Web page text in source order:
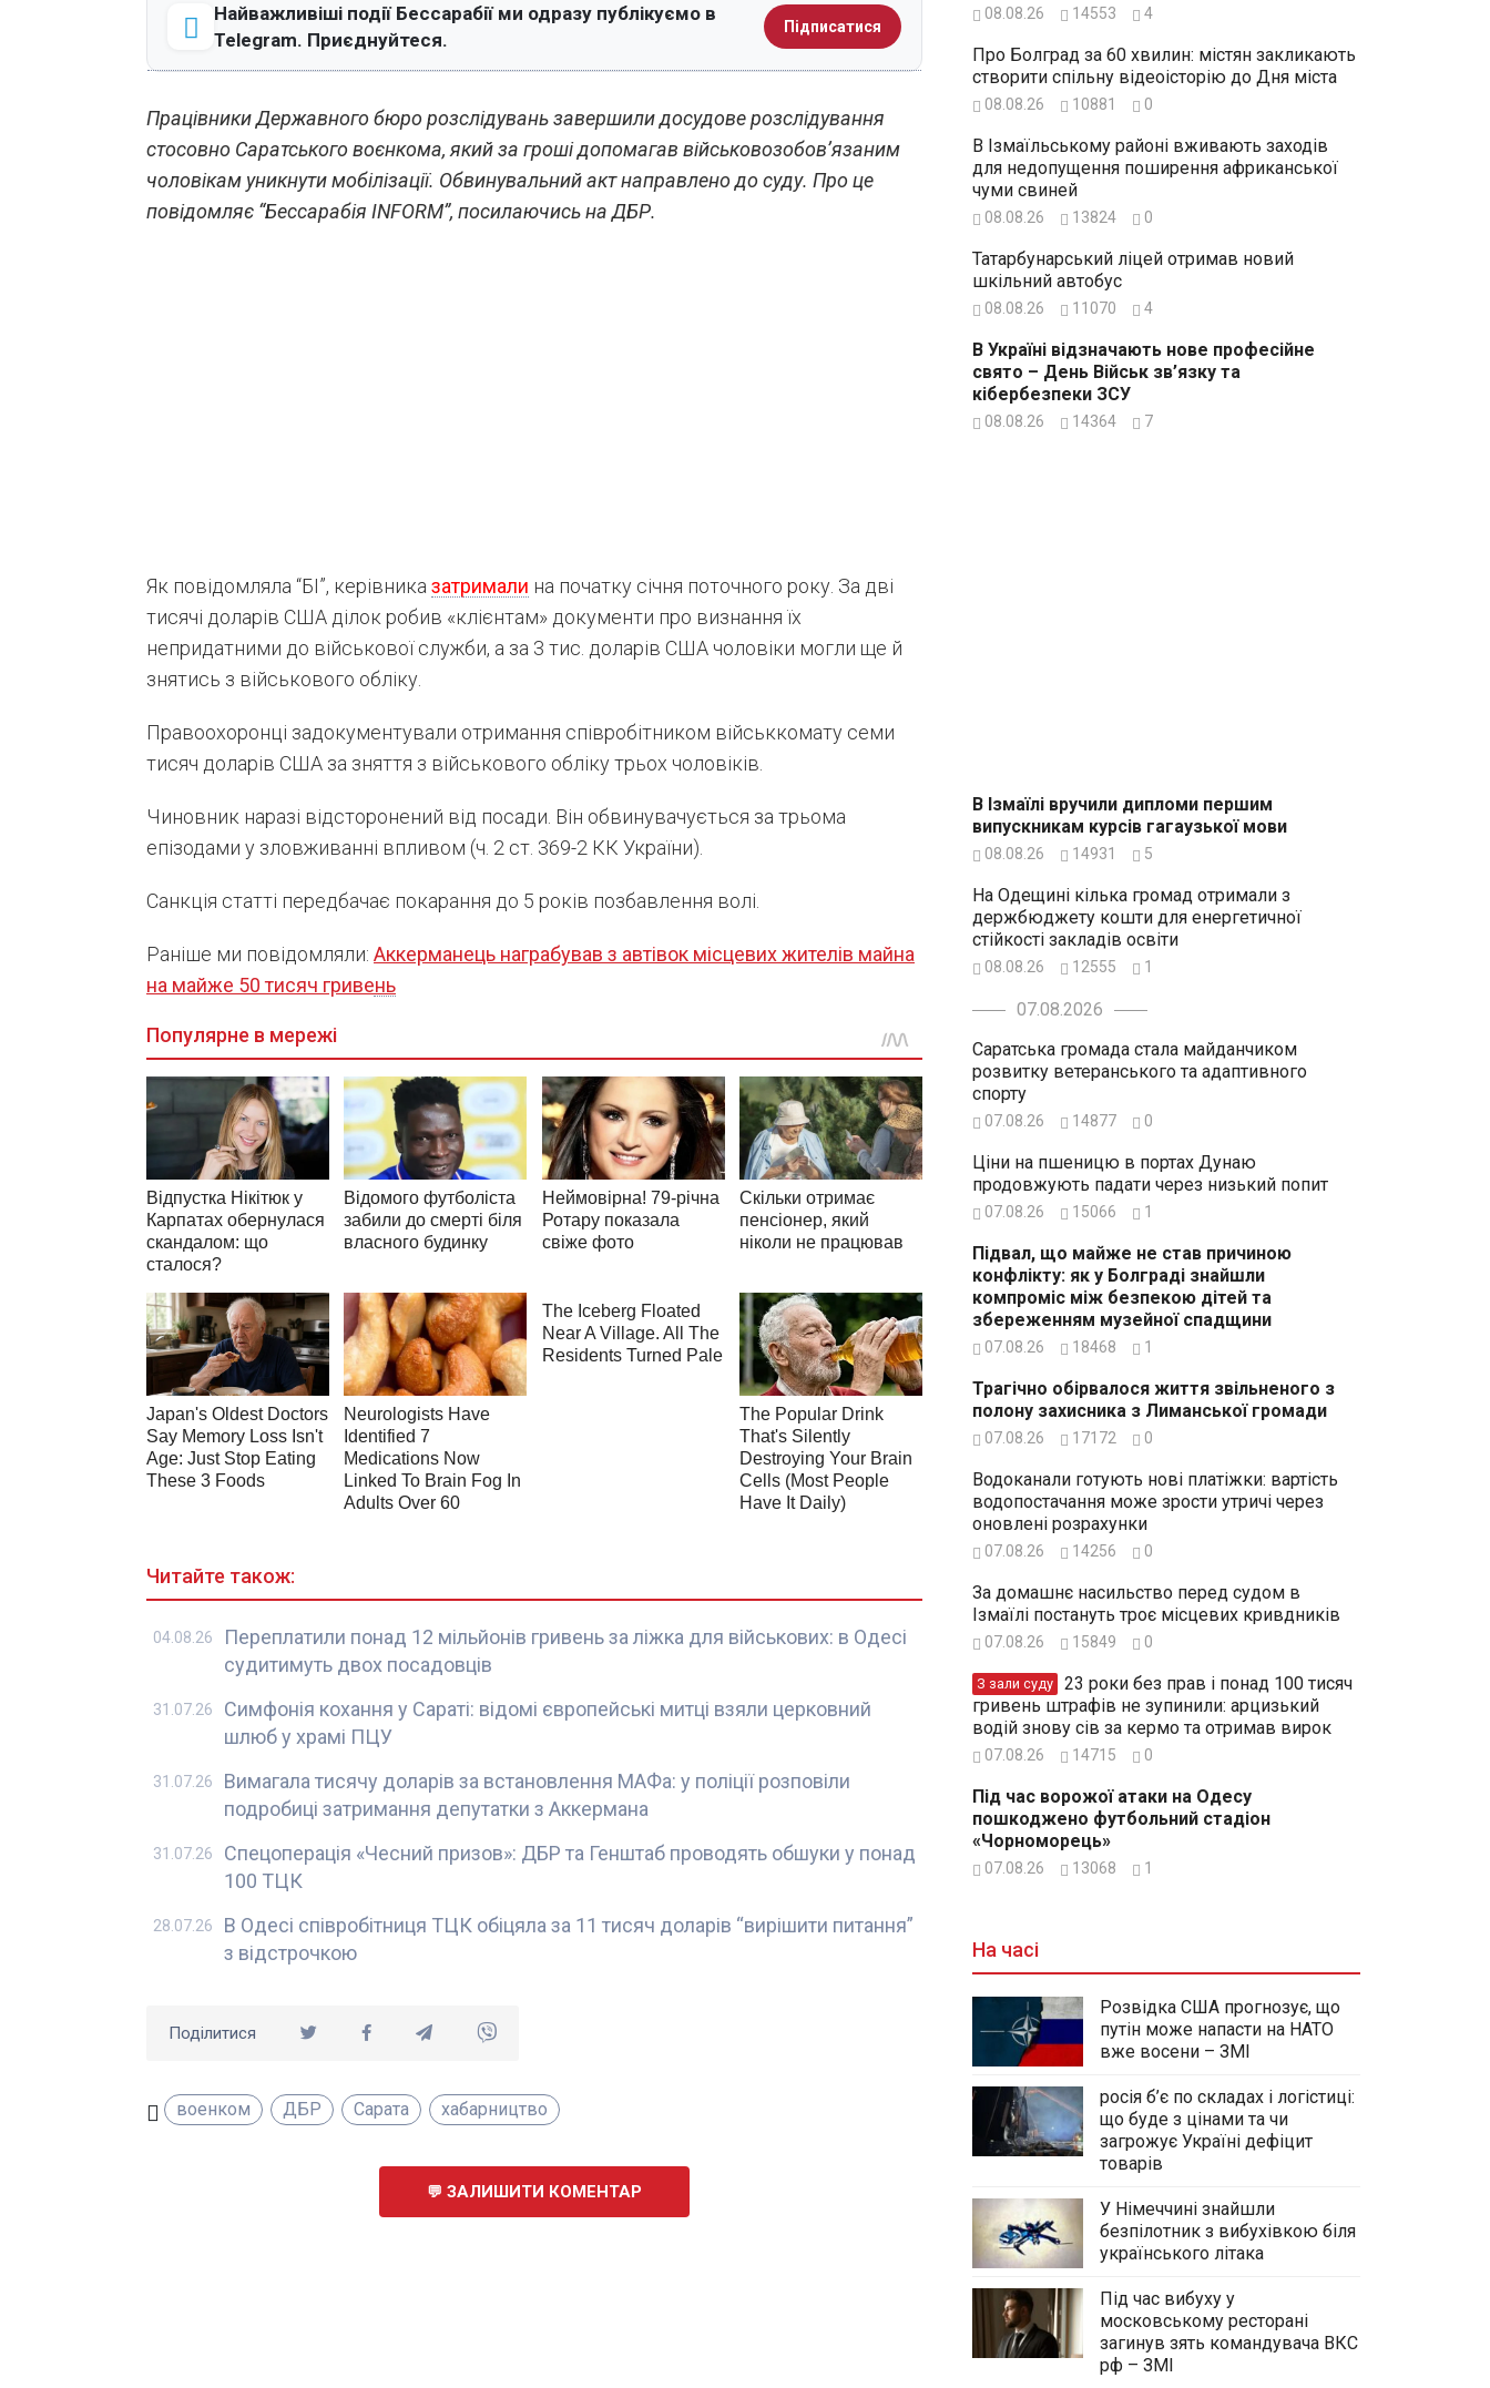
Найважливіші події Бессарабії ми одразу публікуємо в
Telegram. Приєднуйтеся.
Підписатися
Працівники Державного бюро розслідувань завершили досудове розслідування
стосовно Саратського воєнкома, який за гроші допомагав військовозобов’язаним
чоловікам уникнути мобілізації. Обвинувальний акт направлено до суду. Про це
повідомляє “Бессарабія INFORM”, посилаючись на ДБР.
Як повідомляла “БІ”, керівника затримали на початку січня поточного року. За дві
тисячі доларів США ділок робив «клієнтам» документи про визнання їх
непридатними до військової служби, а за 3 тис. доларів США чоловіки могли ще й
знятись з військового обліку.
Правоохоронці задокументували отримання співробітником військкомату семи
тисяч доларів США за зняття з військового обліку трьох чоловіків.
Чиновник наразі відсторонений від посади. Він обвинувачується за трьома
епізодами у зловживанні впливом (ч. 2 ст. 369-2 КК України).
Санкція статті передбачає покарання до 5 років позбавлення волі.
Раніше ми повідомляли: Аккерманець награбував з автівок місцевих жителів майна
на майже 50 тисяч гривень
Читайте також:
Переплатили понад 12 мільйонів гривень за ліжка для військових: в Одесі
судитимуть двох посадовців
04.08.26
Симфонія кохання у Сараті: відомі європейські митці взяли церковний
шлюб у храмі ПЦУ
31.07.26
Вимагала тисячу доларів за встановлення МАФа: у поліції розповіли
подробиці затримання депутатки з Аккермана
31.07.26
Спецоперація «Чесний призов»: ДБР та Генштаб проводять обшуки у понад
100 ТЦК
31.07.26
В Одесі співробітниця ТЦК обіцяла за 11 тисяч доларів “вирішити питання”
з відстрочкою
28.07.26
Поділитися
военком ДБР Сарата хабарництво
ЗАЛИШИТИ КОМЕНТАР
08.08.26 14553 4
Про Болград за 60 хвилин: містян закликають
створити спільну відеоісторію до Дня міста
08.08.26 10881 0
В Ізмаїльському районі вживають заходів
для недопущення поширення африканської
чуми свиней
08.08.26 13824 0
Татарбунарський ліцей отримав новий
шкільний автобус
08.08.26 11070 4
В Україні відзначають нове професійне
свято – День Військ зв’язку та
кібербезпеки ЗСУ
08.08.26 14364 7
В Ізмаїлі вручили дипломи першим
випускникам курсів гагаузької мови
08.08.26 14931 5
На Одещині кілька громад отримали з
держбюджету кошти для енергетичної
стійкості закладів освіти
08.08.26 12555 1
07.08.2026
Саратська громада стала майданчиком
розвитку ветеранського та адаптивного
спорту
07.08.26 14877 0
Ціни на пшеницю в портах Дунаю
продовжують падати через низький попит
07.08.26 15066 1
Підвал, що майже не став причиною
конфлікту: як у Болграді знайшли
компроміс між безпекою дітей та
збереженням музейної спадщини
07.08.26 18468 1
Трагічно обірвалося життя звільненого з
полону захисника з Лиманської громади
07.08.26 17172 0
Водоканали готують нові платіжки: вартість
водопостачання може зрости утричі через
оновлені розрахунки
07.08.26 14256 0
За домашнє насильство перед судом в
Ізмаїлі постануть троє місцевих кривдників
07.08.26 15849 0
З зали суду
гривень штрафів не зупинили: арцизький
водій знову сів за кермо та отримав вирок
07.08.26 14715 0
Під час ворожої атаки на Одесу
пошкоджено футбольний стадіон
«Чорноморець»
07.08.26 13068 1
На часі
Розвідка США прогнозує, що
путін може напасти на НАТО
вже восени – ЗМІ
росія б’є по складах і логістиці:
що буде з цінами та чи
загрожує Україні дефіцит
товарів
У Німеччині знайшли
безпілотник з вибухівкою біля
українського літака
Під час вибуху у
московському ресторані
загинув зять командувача ВКС
рф – ЗМІ